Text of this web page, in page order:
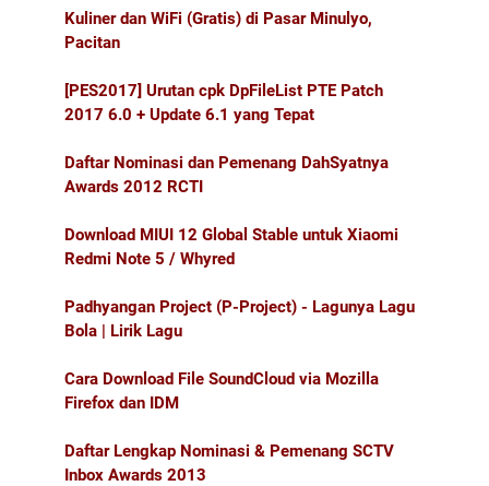
Kuliner dan WiFi (Gratis) di Pasar Minulyo,
Pacitan
[PES2017] Urutan cpk DpFileList PTE Patch
2017 6.0 + Update 6.1 yang Tepat
Daftar Nominasi dan Pemenang DahSyatnya
Awards 2012 RCTI
Download MIUI 12 Global Stable untuk Xiaomi
Redmi Note 5 / Whyred
Padhyangan Project (P-Project) - Lagunya Lagu
Bola | Lirik Lagu
Cara Download File SoundCloud via Mozilla
Firefox dan IDM
Daftar Lengkap Nominasi & Pemenang SCTV
Inbox Awards 2013